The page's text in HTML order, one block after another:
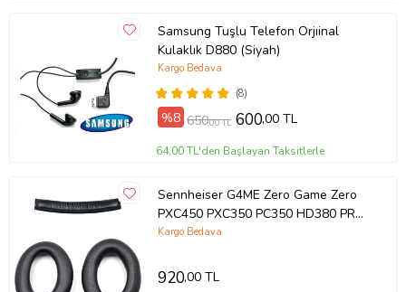
Samsung Tuşlu Telefon Orjıinal
Kulaklık D880 (Siyah)
(8)
Kargo Bedava
%8 650,00 TL 600,00 TL
64,00 TL'den Başlayan Taksitlerle
Sennheiser G4ME Zero Game Zero
PXC450 PXC350 PC350 HD380 PRO
HME95 Kulaklık Pedi ve Kafa Bandı
Kargo Bedava
920,00 TL